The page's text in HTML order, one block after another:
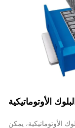
الأوتوماتيكية
الأوتوماتيكية، يمكن